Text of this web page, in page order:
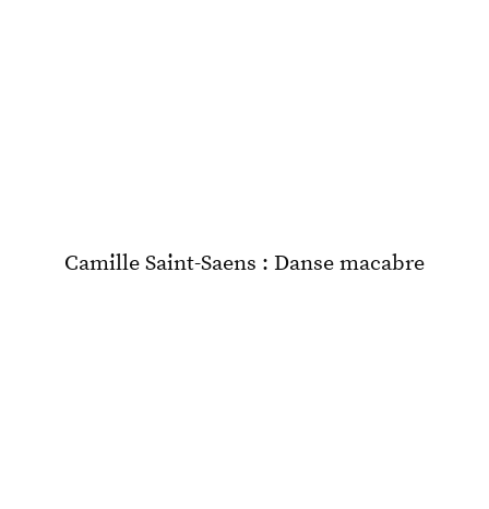
Camille Saint-Saens : Danse macabre